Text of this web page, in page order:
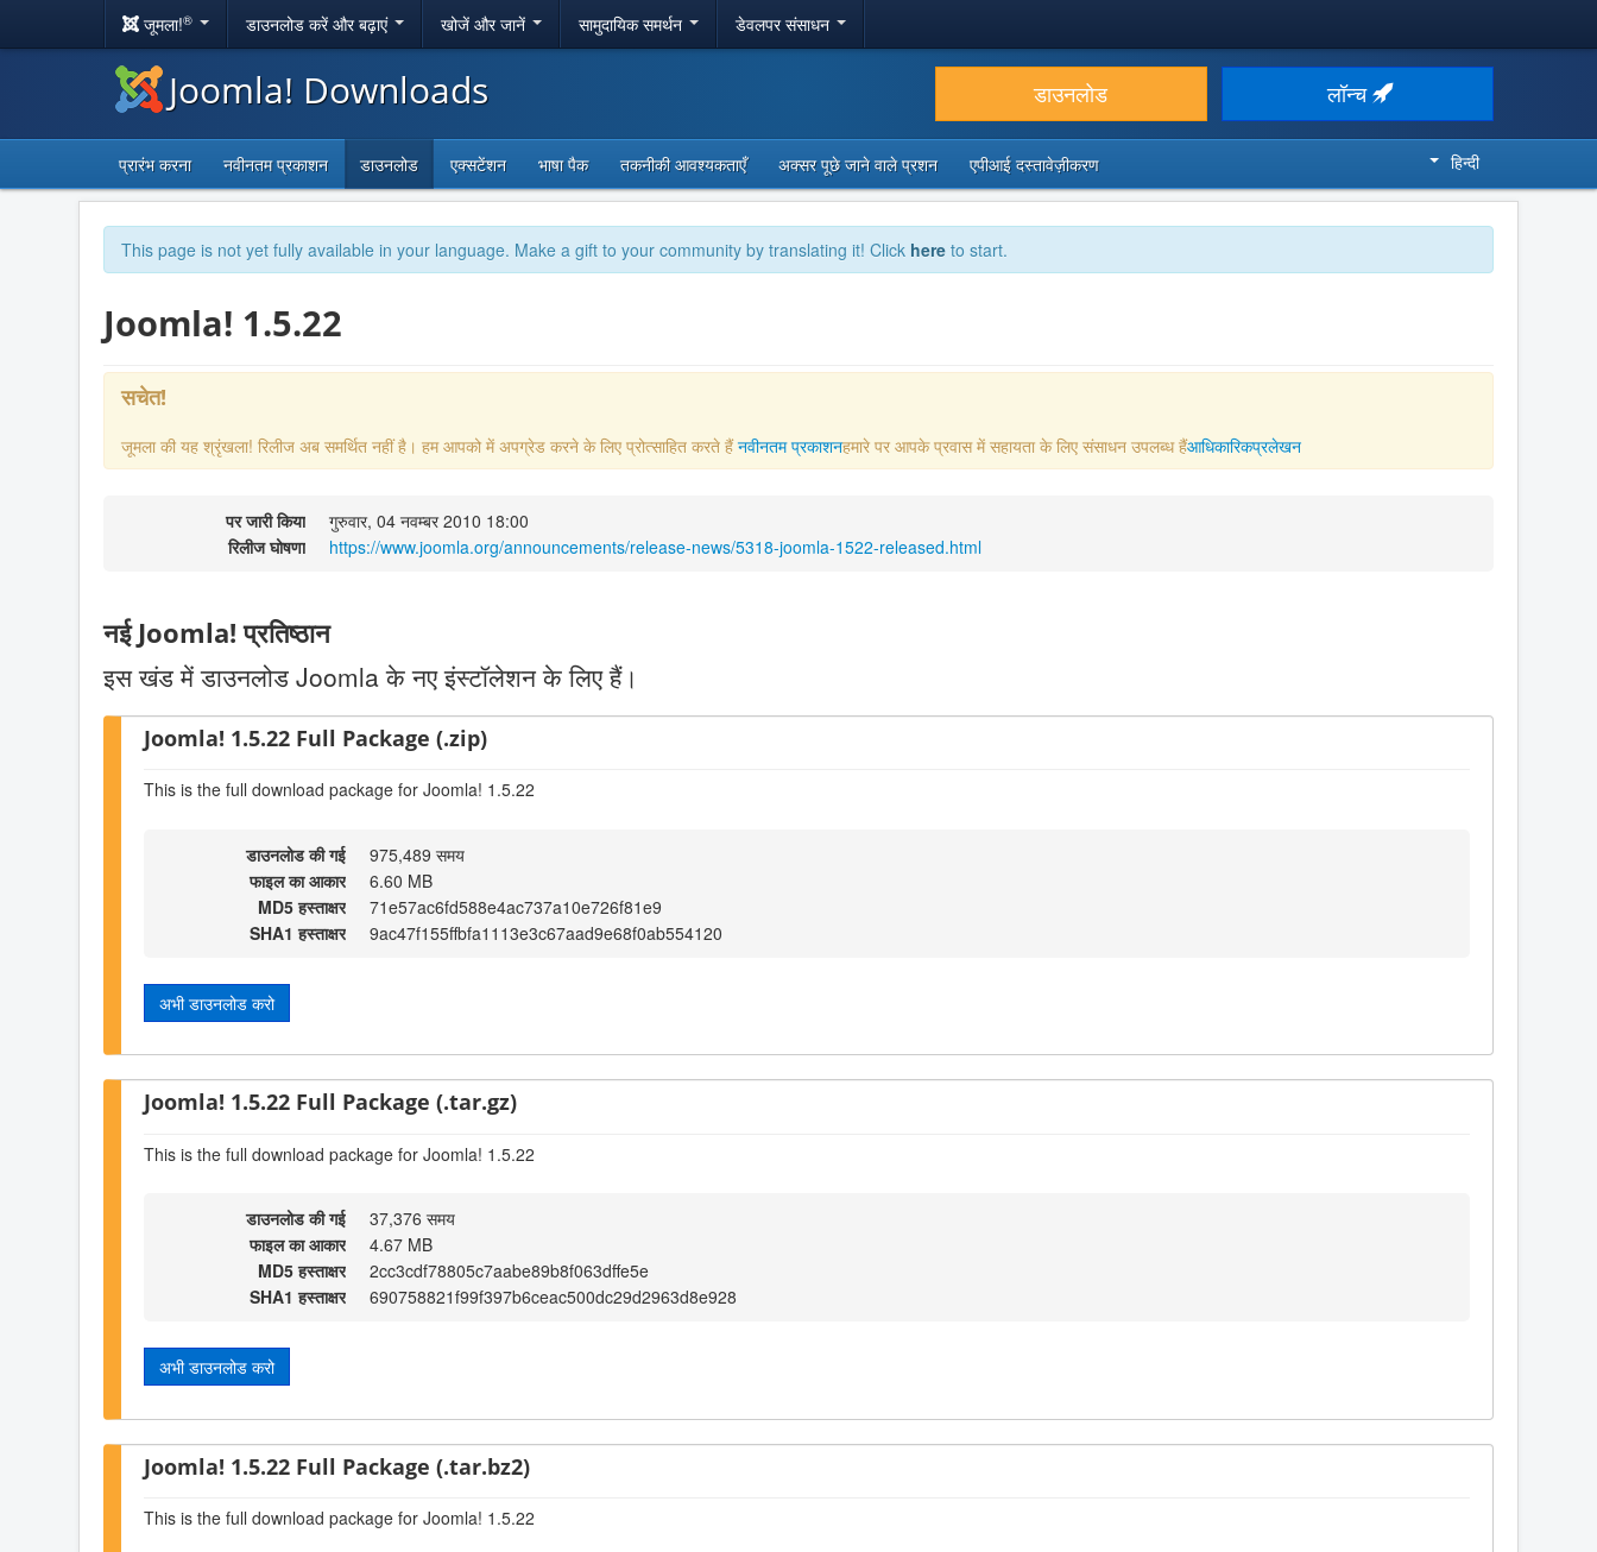
जूमला!® डाउनलोड करें और बढ़ाएं खोजें और जानें सामुदायिक समर्थन डेवलपर संसाधन
Joomla! Downloads डाउनलोड लॉन्च
प्रारंभ करना नवीनतम प्रकाशन डाउनलोड एक्सटेंशन भाषा पैक तकनीकी आवश्यकताएँ अक्सर पूछे जाने वाले प्रशन एपीआई दस्तावेज़ीकरण हिन्दी
This page is not yet fully available in your language. Make a gift to your community by translating it! Click here to start.
Joomla! 1.5.22
सचेत!
जूमला की यह श्रृंखला! रिलीज अब समर्थित नहीं है। हम आपको में अपग्रेड करने के लिए प्रोत्साहित करते हैंनवीनतम प्रकाशनहमारे पर आपके प्रवास में सहायता के लिए संसाधन उपलब्ध हैंआधिकारिकप्रलेखन
पर जारी किया
गुरुवार, 04 नवम्बर 2010 18:00
रिलीज घोषणा
https://www.joomla.org/announcements/release-news/5318-joomla-1522-released.html
नई Joomla! प्रतिष्ठान
इस खंड में डाउनलोड Joomla के नए इंस्टॉलेशन के लिए हैं।
Joomla! 1.5.22 Full Package (.zip)
This is the full download package for Joomla! 1.5.22
डाउनलोड की गई
975,489 समय
फाइल का आकार
6.60 MB
MD5 हस्ताक्षर
71e57ac6fd588e4ac737a10e726f81e9
SHA1 हस्ताक्षर
9ac47f155ffbfa1113e3c67aad9e68f0ab554120
अभी डाउनलोड करो
Joomla! 1.5.22 Full Package (.tar.gz)
This is the full download package for Joomla! 1.5.22
डाउनलोड की गई
37,376 समय
फाइल का आकार
4.67 MB
MD5 हस्ताक्षर
2cc3cdf78805c7aabe89b8f063dffe5e
SHA1 हस्ताक्षर
690758821f99f397b6ceac500dc29d2963d8e928
अभी डाउनलोड करो
Joomla! 1.5.22 Full Package (.tar.bz2)
This is the full download package for Joomla! 1.5.22